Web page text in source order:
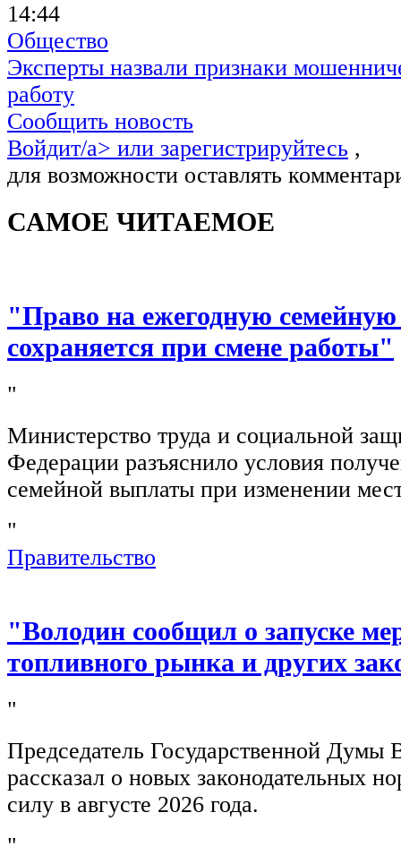
14:44
Общество
Эксперты назвали признаки
работу
Сообщить новость
Войдит/a> или зарегистрируйтесь ,
для возможности оставлять
САМОЕ ЧИТАЕМОЕ
"Право на ежегодную
сохраняется при смене работы"
"
Министерство труда и социальной
Федерации разъяснило условия
семейной выплаты при изменении
"
Правительство
"Володин сообщил о запуске
топливного рынка и других
"
Председатель Государственной Думы
рассказал о новых законодательных
силу в августе 2026 года.